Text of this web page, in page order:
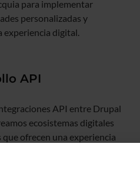
para implementar
personalizadas y
experiencia digital.
API
API entre Drupal
ecosistemas digitales
que ofrecen una experiencia